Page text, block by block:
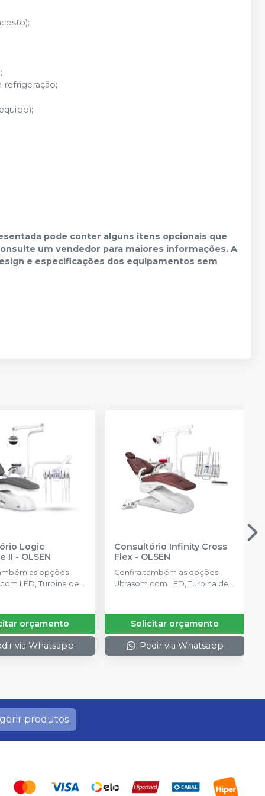
pode conter alguns itens opcionais que
um vendedor para maiores informações. A
e especificações dos equipamentos sem
Logic
II - OLSEN
as opções
LED, Turbina de
orçamento
via Whatsapp
Consultório Infinity Cross
Flex - OLSEN
Confira também as opções
Ultrasom com LED, Turbina de
Solicitar orçamento
Pedir via Whatsapp
produtos